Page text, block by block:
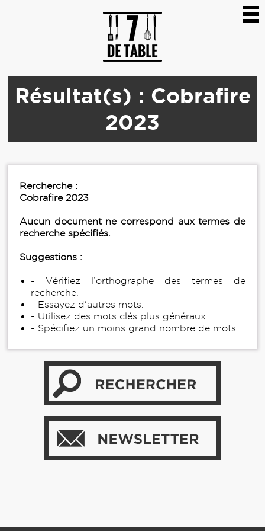
Résultat(s) : Cobrafire
2023
Rercherche :
Cobrafire 2023
Aucun document ne correspond aux termes de
recherche spécifiés.
Suggestions :
- Vérifiez l’orthographe des termes de
recherche.
- Essayez d'autres mots.
- Utilisez des mots clés plus généraux.
- Spécifiez un moins grand nombre de mots.